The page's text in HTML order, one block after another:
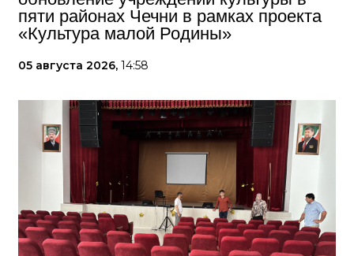
пяти районах Чечни в рамках проекта
«Культура малой Родины»
05 августа 2026, 14:58